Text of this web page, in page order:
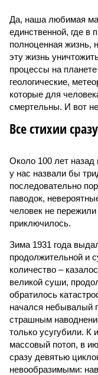
Да, наша любимая
единственной, где в
полноценная жизнь,
эту жизнь
процессы на
геологические,
которые для
смертельны. И вот
Все стихии сразу
Около 100 лет назад
у нас назвали бы
последовательно
паводок,
человек не пережили
приключилось.
Зима 1931 года
продолжительной и
количество –
великой суши,
обратилось
начался небывалый
страшным
только усугубили. К
массовый потоп, в
сразу девятью
невообразимыми: